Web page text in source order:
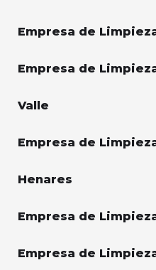
Empresa de
Empresa de
Valle
Empresa de
Henares
Empresa de
Empresa de